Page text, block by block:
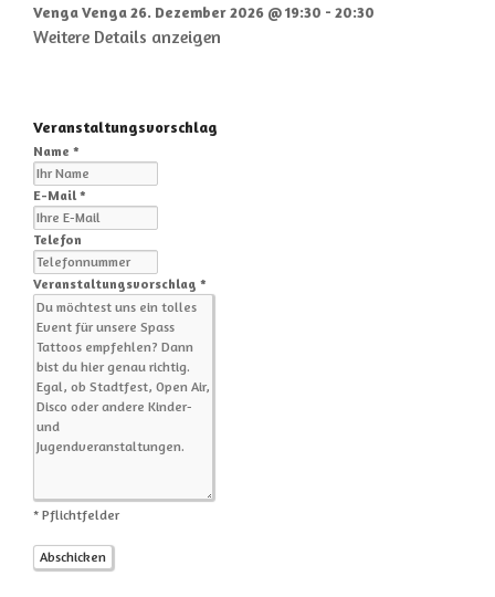
Venga Venga26. Dezember 2026 @19:30 - 20:30
Weitere Details anzeigen
Veranstaltungsvorschlag
Name *
E-Mail *
Telefon
Veranstaltungsvorschlag *
* Pflichtfelder